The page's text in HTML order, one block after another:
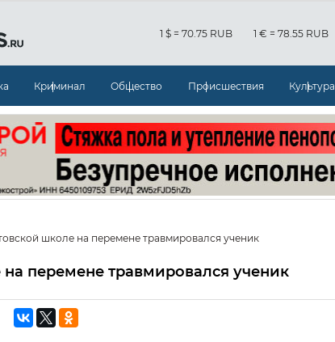
1 $ = 70.75 RUB 1 € = 78.55 RUB
Криминал Общество Происшествия Культура
школе на перемене травмировался ученик
перемене травмировался ученик